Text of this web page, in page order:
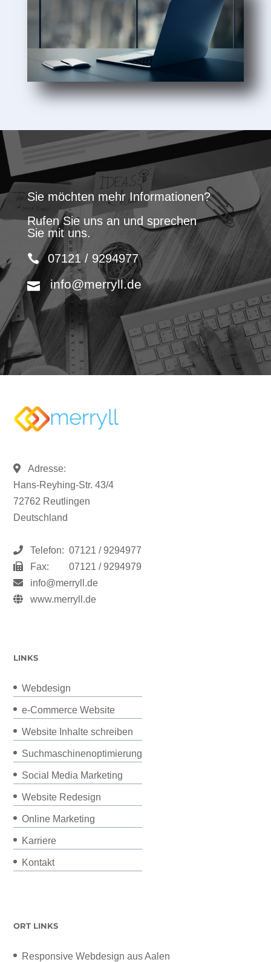
Sie möchten mehr Informationen?
Rufen Sie uns an und sprechen
Sie mit uns.
07121 / 9294977
info@merryll.de
Adresse:
Hans-Reyhing-Str. 43/4
72762 Reutlingen
Deutschland
Telefon: 07121 / 9294977
Fax:
07121 / 9294979
info@merryll.de
www.merryll.de
LINKS
Webdesign
e-Commerce Website
Website Inhalte schreiben
Suchmaschinenoptimierung
Social Media Marketing
Website Redesign
Online Marketing
Karriere
Kontakt
ORT LINKS
Responsive Webdesign aus Aalen